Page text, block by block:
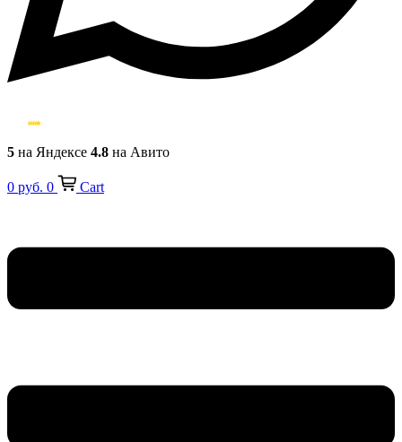
5 на Яндексе 4.8 на Авито
0 руб. 0 Cart